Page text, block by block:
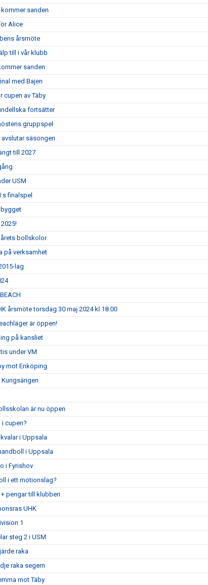
sanden
Alice
årsmöte
till i vår klubb
sanden
med Bajen
cupen av Täby
fortsätter
gruppspel
säsongen
till 2027
USM
finalspel
bollskolor
på verksamhet
lag
årsmöte torsdag 30 maj 2024 kl 18.00
är öppen!
på kansliet
under VM
mot Enköping
är nu öppen
i cupen?
i Uppsala
i Uppsala
i Fyrishov
i ett motionslag?
pengar till klubben
UHK
1
steg 2 i USM
raka
raka segern
mot Täby